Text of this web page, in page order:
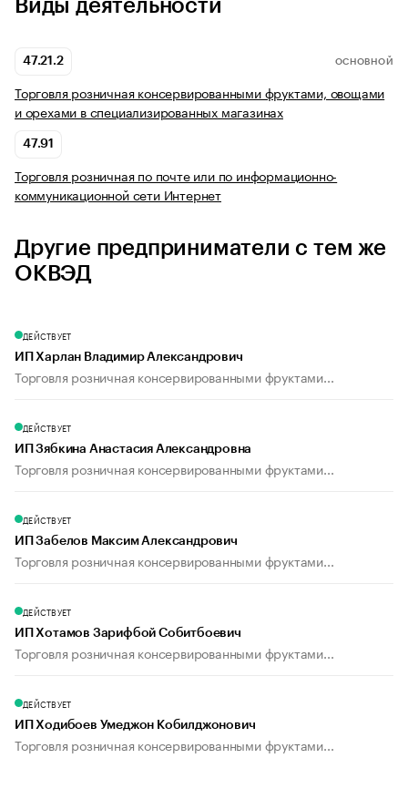
Виды деятельности
47.21.2 ОСНОВНОЙ
Торговля розничная консервированными фруктами, овощами
и орехами в специализированных магазинах
47.91
Торговля розничная по почте или по информационно-
коммуникационной сети Интернет
Другие предприниматели с тем же
ОКВЭД
ДЕЙСТВУЕТ
ИП Харлан Владимир Александрович
Торговля розничная консервированными фруктами...
ДЕЙСТВУЕТ
ИП Зябкина Анастасия Александровна
Торговля розничная консервированными фруктами...
ДЕЙСТВУЕТ
ИП Забелов Максим Александрович
Торговля розничная консервированными фруктами...
ДЕЙСТВУЕТ
ИП Хотамов Зарифбой Собитбоевич
Торговля розничная консервированными фруктами...
ДЕЙСТВУЕТ
ИП Ходибоев Умеджон Кобилджонович
Торговля розничная консервированными фруктами...